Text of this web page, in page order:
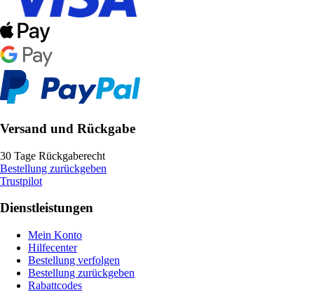
Versand und Rückgabe
30 Tage Rückgaberecht
Bestellung zurückgeben
Trustpilot
Dienstleistungen
Mein Konto
Hilfecenter
Bestellung verfolgen
Bestellung zurückgeben
Rabattcodes